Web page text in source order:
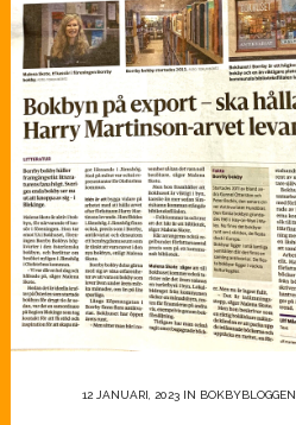
12 JANUARI, 2023IN BOKBYBLOGGEN